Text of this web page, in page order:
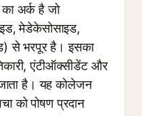
अर्क है जो
मेडेकेसोसाइड,
से भरपूर है। इसका
एंटीऑक्सीडेंट और
है। यह कोलेजन
को पोषण प्रदान